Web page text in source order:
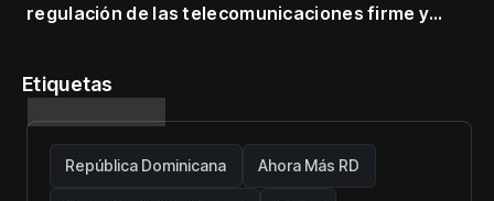
regulación de las telecomunicaciones firme y
Etiquetas
República Dominicana Ahora Más RD